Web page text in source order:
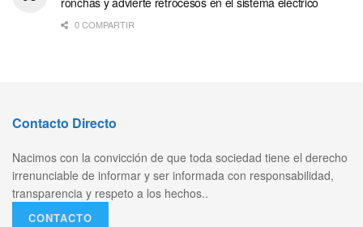
0 COMPARTIR
Contacto Directo
Nacimos con la convicción de que toda sociedad tiene el derecho
irrenunciable de informar y ser informada con responsabilidad,
transparencia y respeto a los hechos..
CONTACTO